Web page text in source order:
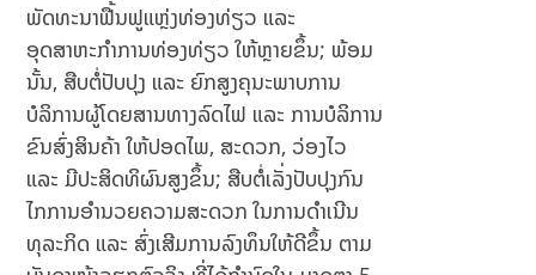
ພັດທະນາຟື້ນຟູແຫຼ່ງທ່ອງທ່ຽວ ແລະ
ອຸດສາຫະກຳການທ່ອງທ່ຽວ ໃຫ້ຫຼາຍຂຶ້ນ; ພ້ອມ
ນັ້ນ, ສືບຕໍ່ປັບປຸງ ແລະ ຍົກສູງຄຸນະພາບການ
ບໍລິການຜູ້ໂດຍສານທາງລົດໄຟ ແລະ ການບໍລິການ
ຂົນສົ່ງສິນຄ້າ ໃຫ້ປອດໄພ, ສະດວກ, ວ່ອງໄວ
ແລະ ມີປະສິດທິຜົນສູງຂຶ້ນ; ສືບຕໍ່ເລັ່ງປັບປຸງກົນ
ໄກການອໍານວຍຄວາມສະດວກ ໃນການດໍາເນີນ
ທຸລະກິດ ແລະ ສົ່ງເສີມການລົງທຶນໃຫ້ດີຂຶ້ນ ຕາມ